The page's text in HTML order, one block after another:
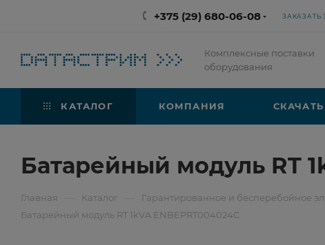
+375 (29) 680-06-08 ЗАКАЗАТЬ
Комплексные поставки
оборудования
КАТАЛОГ КОМПАНИЯ
Батарейный модуль RT
Главная Каталог Гарантированное и бесперебойное
Батарейный модуль RT 1kVA ENBEPRT004024C